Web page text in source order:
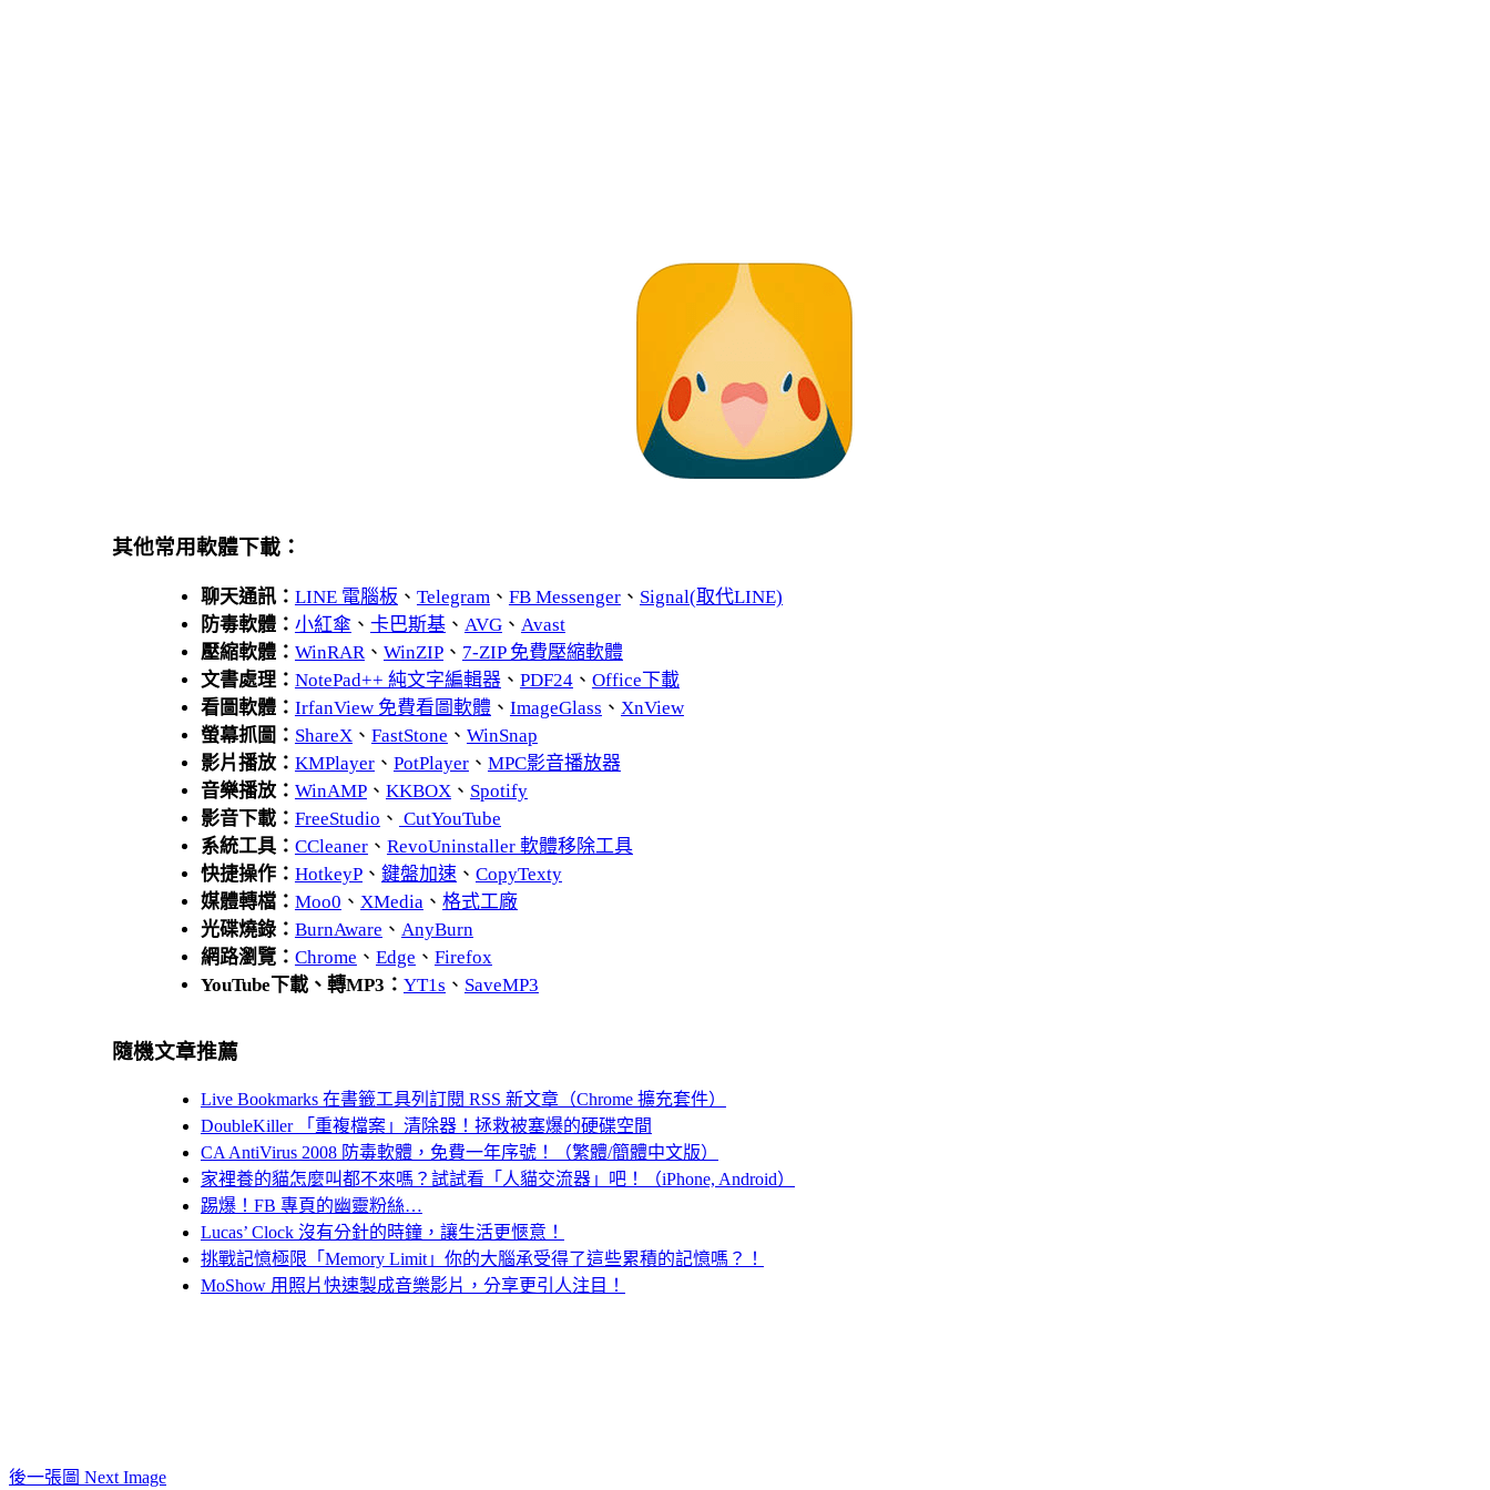
其他常用軟體下載：
聊天通訊： LINE 電腦板 、 Telegram、 FB Messenger、 Signal(取代LINE)
防毒軟體： 小紅傘 、 卡巴斯基、 AVG、 Avast
壓縮軟體： WinRAR、 WinZIP、 7-ZIP 免費壓縮軟體
文書處理： NotePad++ 純文字編輯器、 PDF24、 Office下載
看圖軟體： IrfanView 免費看圖軟體、 ImageGlass 、 XnView
螢幕抓圖： ShareX、 FastStone 、 WinSnap
影片播放： KMPlayer、 PotPlayer、 MPC影音播放器
音樂播放： WinAMP、 KKBOX、 Spotify
影音下載： FreeStudio 、 CutYouTube
系統工具： CCleaner、 RevoUninstaller 軟體移除工具
快捷操作： HotkeyP、 鍵盤加速、 CopyTexty
媒體轉檔： Moo0 、 XMedia、 格式工廠
光碟燒錄： BurnAware 、 AnyBurn
網路瀏覽： Chrome 、 Edge 、 Firefox
YouTube下載、轉MP3： YT1s 、 SaveMP3
隨機文章推薦
Live Bookmarks 在書籤工具列訂閱 RSS 新文章（Chrome 擴充套件）
DoubleKiller 「重複檔案」清除器！拯救被塞爆的硬碟空間
CA AntiVirus 2008 防毒軟體，免費一年序號！（繁體/簡體中文版）
家裡養的貓怎麼叫都不來嗎？試試看「人貓交流器」吧！（iPhone, Android）
踢爆！FB 專頁的幽靈粉絲…
Lucas’ Clock 沒有分針的時鐘，讓生活更愜意！
挑戰記憶極限「Memory Limit」你的大腦承受得了這些累積的記憶嗎？！
MoShow 用照片快速製成音樂影片，分享更引人注目！
後一張圖 Next Image